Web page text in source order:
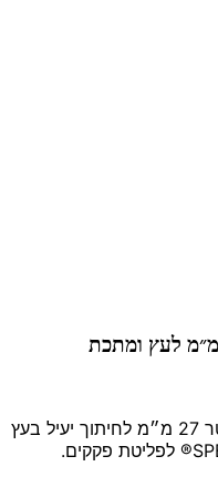
מקדחת דו-מתכתית של Lenox בקוטר 27 מ״מ לחיתוך יעיל בעץ